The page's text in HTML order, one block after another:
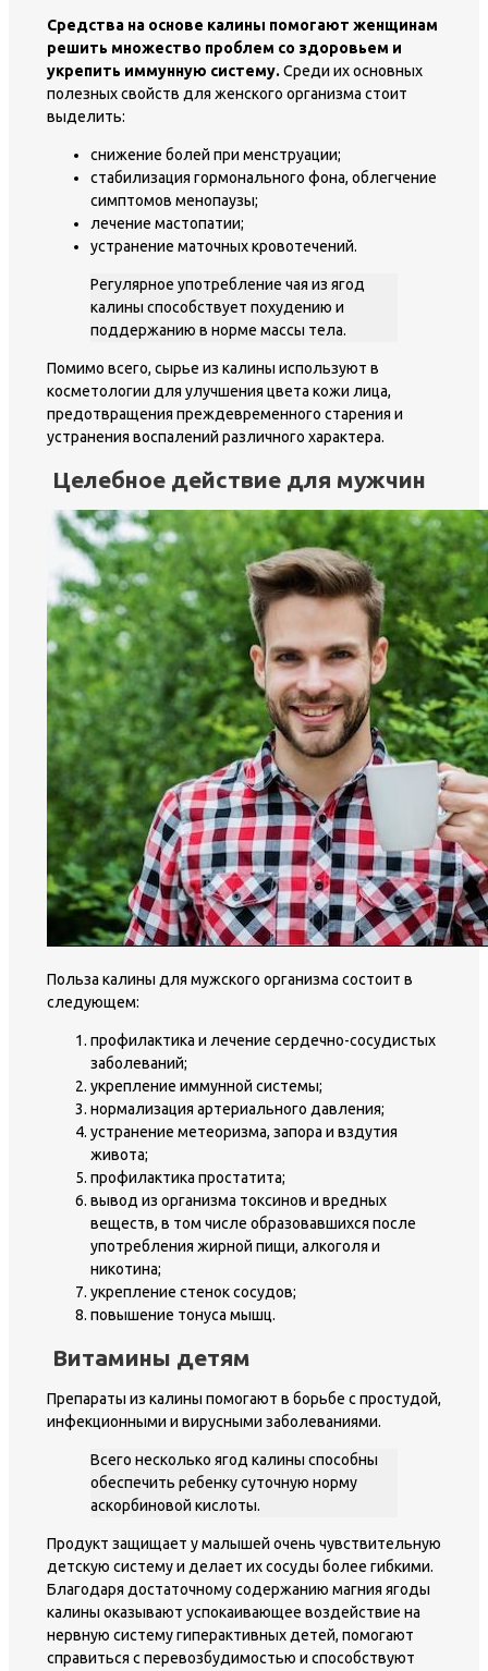
Средства на основе калины помогают женщинам
решить множество проблем со здоровьем и
укрепить иммунную систему. Среди их основных
полезных свойств для женского организма стоит
выделить:
снижение болей при менструации;
стабилизация гормонального фона, облегчение
симптомов менопаузы;
лечение мастопатии;
устранение маточных кровотечений.
Регулярное употребление чая из ягод
калины способствует похудению и
поддержанию в норме массы тела.
Помимо всего, сырье из калины используют в
косметологии для улучшения цвета кожи лица,
предотвращения преждевременного старения и
устранения воспалений различного характера.
Целебное действие для мужчин
Польза калины для мужского организма состоит в
следующем:
профилактика и лечение сердечно-сосудистых
заболеваний;
укрепление иммунной системы;
нормализация артериального давления;
устранение метеоризма, запора и вздутия
живота;
профилактика простатита;
вывод из организма токсинов и вредных
веществ, в том числе образовавшихся после
употребления жирной пищи, алкоголя и
никотина;
укрепление стенок сосудов;
повышение тонуса мышц.
Витамины детям
Препараты из калины помогают в борьбе с простудой,
инфекционными и вирусными заболеваниями.
Всего несколько ягод калины способны
обеспечить ребенку суточную норму
аскорбиновой кислоты.
Продукт защищает у малышей очень чувствительную
детскую систему и делает их сосуды более гибкими.
Благодаря достаточному содержанию магния ягоды
калины оказывают успокаивающее воздействие на
нервную систему гиперактивных детей, помогают
справиться с перевозбудимостью и способствуют